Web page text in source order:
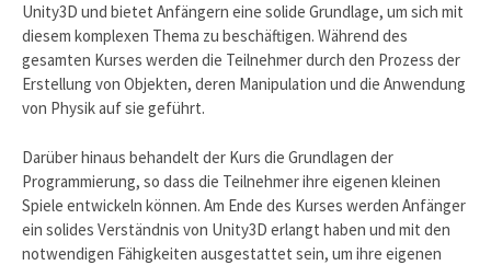
Unity3D und bietet Anfängern eine solide Grundlage, um sich mit
diesem komplexen Thema zu beschäftigen. Während des
gesamten Kurses werden die Teilnehmer durch den Prozess der
Erstellung von Objekten, deren Manipulation und die Anwendung
von Physik auf sie geführt.
Darüber hinaus behandelt der Kurs die Grundlagen der
Programmierung, so dass die Teilnehmer ihre eigenen kleinen
Spiele entwickeln können. Am Ende des Kurses werden Anfänger
ein solides Verständnis von Unity3D erlangt haben und mit den
notwendigen Fähigkeiten ausgestattet sein, um ihre eigenen